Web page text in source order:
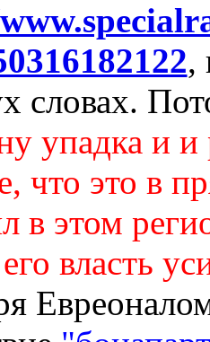
,
словах.
упадка и
что это в
в этом
власть